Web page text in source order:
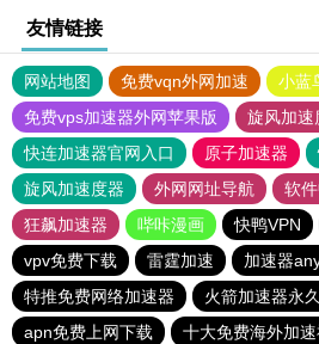
友情链接
网站地图 免费vqn外网加速
小蓝
免费vps加速器外网苹果版
旋风加速
快连加速器官网入口
原子加速器
旋风加速度器
外网网址导航 软
狂飙加速器
哔咔漫画 快鸭VPN
vpv免费下载
雷霆加速
加速器
特推免费网络加速器
火箭加速器永
apn免费上网下载
十大免费海外加